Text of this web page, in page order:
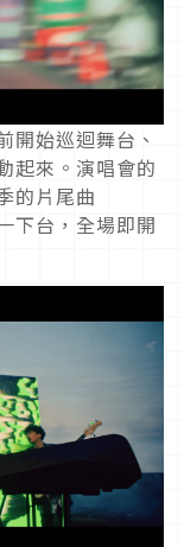
開始巡迴舞台、
起來。演唱會的
的片尾曲
下台，全場即開